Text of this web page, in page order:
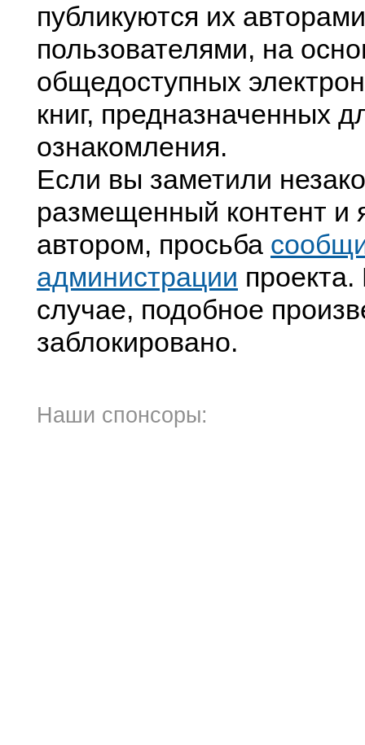
публикуются их
пользователями, на
общедоступных
книг, предназначенных
ознакомления.
Если вы заметили
размещенный контент и
автором, просьба
администрации
случае, подобное
заблокировано.
Наши спонсоры: